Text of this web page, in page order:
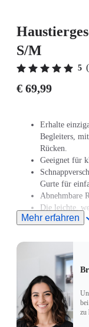
S/M
5 (
€ 69,99
Erhalte
Begleiters,
Rücken.
Geeignet für
Gurte für
Abnehmbare
Die leichte,
Tieres für
Für die
einen
Mehr erfahren
zu